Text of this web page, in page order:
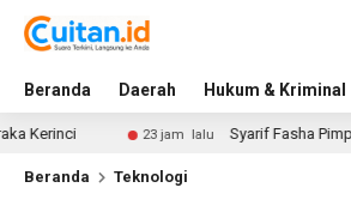
Beranda Daerah Hukum & Kriminal
23 jam lalu Syarif Fasha Pimpin DPW
Beranda Teknologi